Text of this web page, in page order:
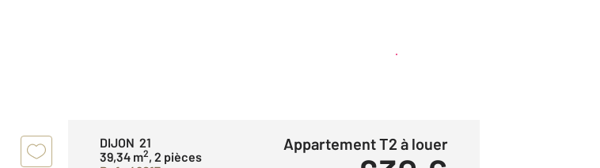
Créer une alerte
DIJON 21
39,34 m2, 2 pièces
Appartement T2 à louer